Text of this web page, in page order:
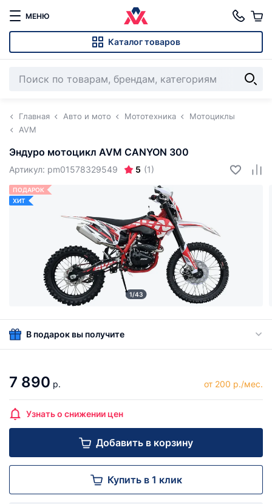
МЕНЮ
Каталог товаров
Главная Авто и мото Мототехника
Мотоциклы
AVM
Эндуро мотоцикл AVM CANYON 300
5 (1)
Артикул: pm01578329549
ПОДАРОК
ХИТ
1/43
В подарок вы получите
7 890 р. от 200 р./мес.
Узнать о снижении цен
Добавить в корзину
Купить в 1 клик